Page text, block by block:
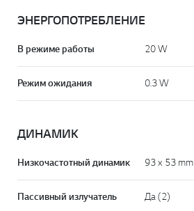
ЭНЕРГОПОТРЕБЛЕНИЕ
В режиме работы 20 W
Режим ожидания 0.3 W
ДИНАМИК
Низкочастотный динамик 93 x 53 mm
Пассивный излучатель Да (2)